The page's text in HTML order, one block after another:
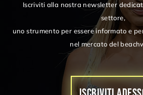
Iscriviti alla nostra newsletter
settore,
uno strumento per essere informato e
nel mercato del